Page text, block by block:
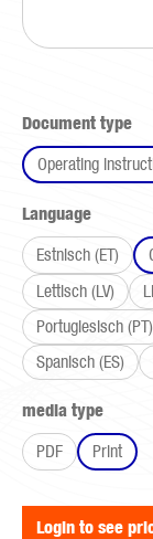
Select
Document type
Operating
Select
Language
Estnisch (ET)
Lettisch (LV)
Portugiesisch (PT)
Spanisch (ES)
Select
media type
PDF
Print
Login to see